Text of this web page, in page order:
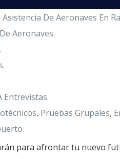
De Aeronaves En
Aeronaves.
Entrevistas.
Pruebas Grupales,
para afrontar tu nuevo